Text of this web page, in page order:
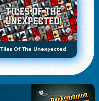
Tiles Of The Unexpected